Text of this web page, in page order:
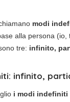
modi
alla persona
tre: infinito,
infinito,
i modi indefiniti